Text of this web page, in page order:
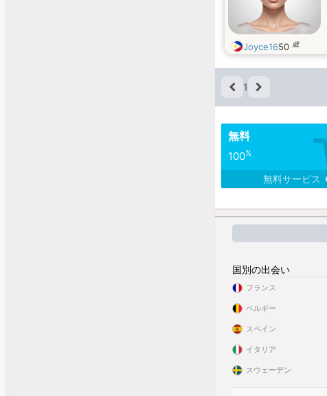
Joyce1650 歳
1
無料
100%
無料サービス
国別の出会い
フランス
ベルギー
スペイン
イタリア
スウェーデン